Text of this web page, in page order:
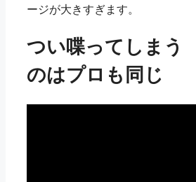
ージが大きすぎます。
つい喋ってしまう
のはプロも同じ